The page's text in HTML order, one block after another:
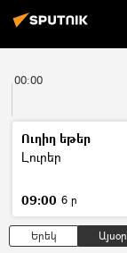
00:00
Ուղիղ եթեր
Լուրեր
09:00 6 ր
Երեկ Այսօր